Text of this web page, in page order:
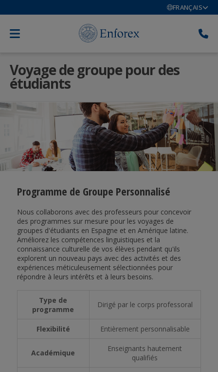
FRANÇAIS
Voyage de groupe pour des
étudiants
Programme de Groupe Personnalisé
Nous collaborons avec des professeurs pour concevoir
des programmes sur mesure pour les voyages de
groupes d'étudiants en Espagne et en Amérique latine.
Améliorez les compétences linguistiques et la
connaissance culturelle de vos élèves pendant qu'ils
explorent un nouveau pays avec des activités et des
expériences méticuleusement sélectionnées pour
répondre à leurs intérêts et à leurs besoins.
Type de
programme
Dirigé par le corps professoral
Flexibilité Entièrement personnalisable
Académique
Enseignants hautement
qualifiés